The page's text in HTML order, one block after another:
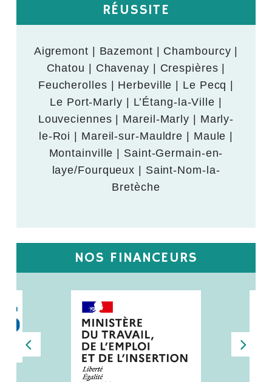
RÉUSSITE
Aigremont | Bazemont | Chambourcy |
Chatou | Chavenay | Crespières |
Feucherolles | Herbeville | Le Pecq |
Le Port-Marly | L’Étang-la-Ville |
Louveciennes | Mareil-Marly | Marly-
le-Roi | Mareil-sur-Mauldre | Maule |
Montainville | Saint-Germain-en-
laye/Fourqueux | Saint-Nom-la-
Bretèche
NOS FINANCEURS